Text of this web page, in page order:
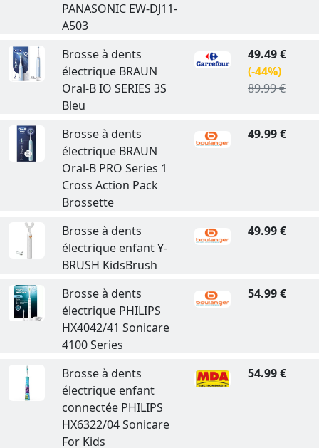
PANASONIC EW-DJ11-
A503
Brosse à dents
électrique BRAUN
Oral-B IO SERIES 3S
Bleu
49.49 €
(-44%)
89.99 €
Brosse à dents
électrique BRAUN
Oral-B PRO Series 1
Cross Action Pack
Brossette
49.99 €
Brosse à dents
électrique enfant Y-
BRUSH KidsBrush
49.99 €
Brosse à dents
électrique PHILIPS
HX4042/41 Sonicare
4100 Series
54.99 €
Brosse à dents
électrique enfant
connectée PHILIPS
HX6322/04 Sonicare
For Kids
54.99 €